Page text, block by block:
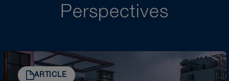
Perspectives
ARTICLE